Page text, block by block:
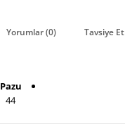
Yorumlar (0) Tavsiye Et
Pazu
44